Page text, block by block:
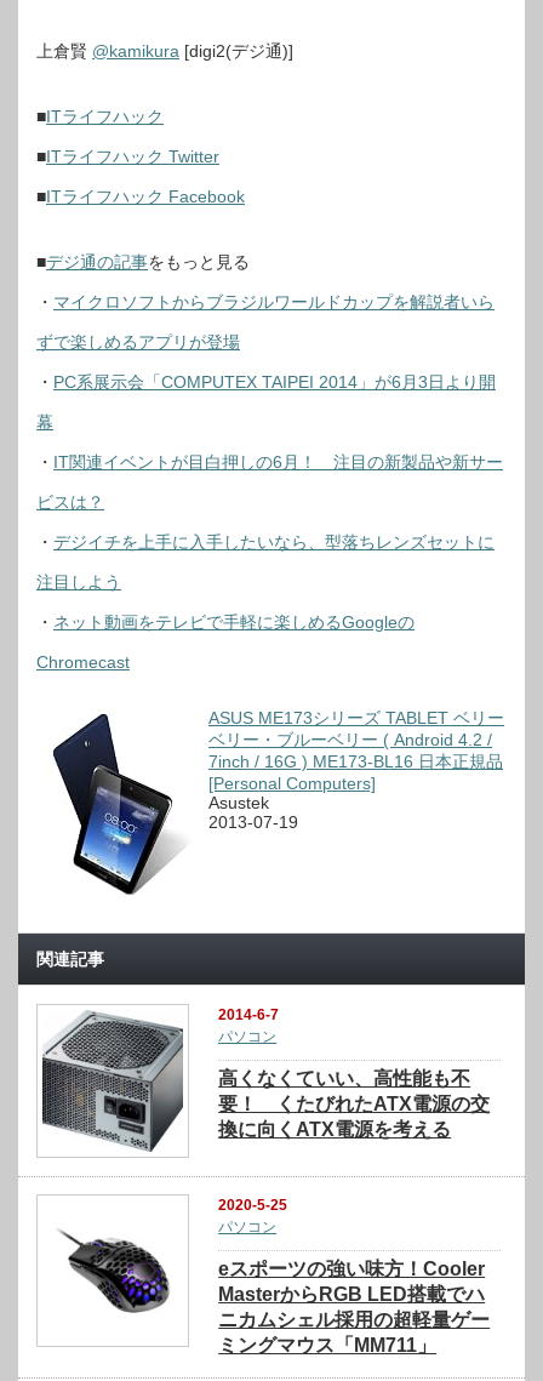
上倉賢 @kamikura [digi2(デジ通)]
■ITライフハック
■ITライフハック Twitter
■ITライフハック Facebook
■デジ通の記事をもっと見る
・ マイクロソフトからブラジルワールドカップを解説者いら
ずで楽しめるアプリが登場
・ PC系展示会「COMPUTEX TAIPEI 2014」が6月3日より開
幕
・ IT関連イベントが目白押しの6月！ 注目の新製品や新サー
ビスは？
・ デジイチを上手に入手したいなら、型落ちレンズセットに
注目しよう
・ ネット動画をテレビで手軽に楽しめるGoogleの
Chromecast
ASUS ME173シリーズ TABLET ベリー
ベリー・ブルーベリー ( Android 4.2 /
7inch / 16G ) ME173-BL16 日本正規品
[Personal Computers]
Asustek
2013-07-19
関連記事
2014-6-7
パソコン
高くなくていい、高性能も不
要！ くたびれたATX電源の交
換に向くATX電源を考える
2020-5-25
パソコン
eスポーツの強い味方！Cooler
MasterからRGB LED搭載でハ
ニカムシェル採用の超軽量ゲー
ミングマウス「MM711」